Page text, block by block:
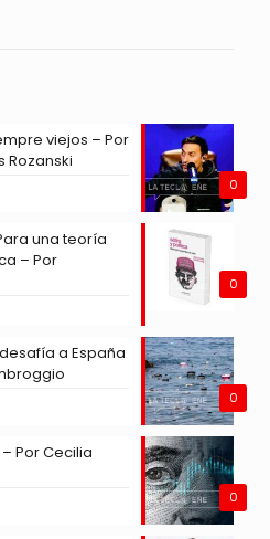
0
viejos – Por
Rozanski
0
una teoría
– Por
0
a España
0
Por Cecilia